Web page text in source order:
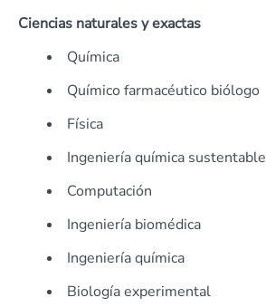
Ciencias naturales y exactas
Química
Químico farmacéutico biólogo
Física
Ingeniería química sustentable
Computación
Ingeniería biomédica
Ingeniería química
Biología experimental